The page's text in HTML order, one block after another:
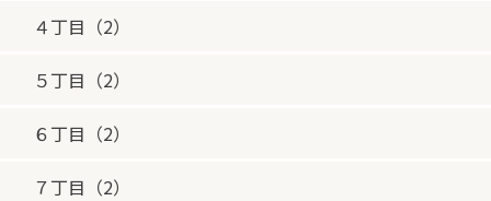
４丁目（2）
５丁目（2）
６丁目（2）
７丁目（2）